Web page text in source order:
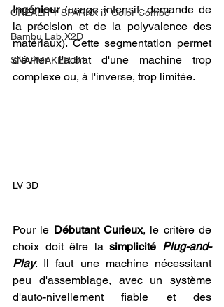
CREALITY SPARKX i7 Color Combo
Bambu Lab X2D
SNAPMAKER U1
Ingénieur (usage intensif, demande de
la précision et de la polyvalence des
matériaux). Cette segmentation permet
d'éviter l'achat d'une machine trop
complexe ou, à l'inverse, trop limitée.
LV 3D
Pour le Débutant Curieux, le critère de
choix doit être la simplicité Plug-and-
Play. Il faut une machine nécessitant
peu d'assemblage, avec un système
d'auto-nivellement fiable et des